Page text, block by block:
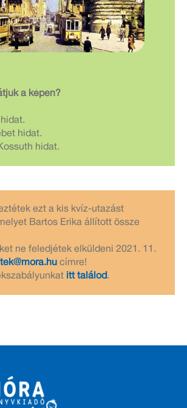
a képen?
hidat.
hidat.
ezt a kis kvíz-utazást
Bartos Erika állított össze
ne feledjétek elküldeni 2021. 11.
címre!
itt találod .